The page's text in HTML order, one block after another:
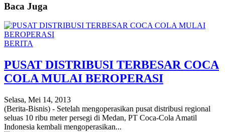
Baca Juga
BERITA
PUSAT DISTRIBUSI TERBESAR COCA
COLA MULAI BEROPERASI
Selasa, Mei 14, 2013
(Berita-Bisnis) - Setelah mengoperasikan pusat distribusi regional
seluas 10 ribu meter persegi di Medan, PT Coca-Cola Amatil
Indonesia kembali mengoperasikan...